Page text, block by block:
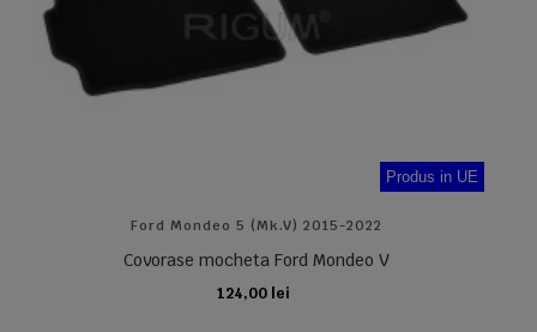
Produs in UE
Ford Mondeo 5 (Mk.V) 2015-2022
Covorase mocheta Ford Mondeo V
124,00 lei
ADAUGA IN COS